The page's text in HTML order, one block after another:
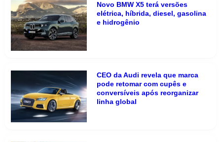
Novo BMW X5 terá versões
elétrica, híbrida, diesel, gasolina
e hidrogênio
CEO da Audi revela que marca
pode retomar com cupês e
conversíveis após reorganizar
linha global